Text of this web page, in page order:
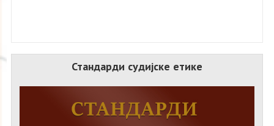
Стандарди судијске етике